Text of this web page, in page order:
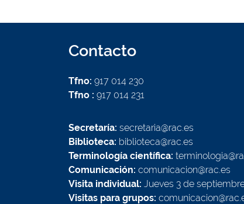
Contacto
Tfno: 917 014 230
Tfno : 917 014 231
Secretaría: secretaria@rac.es
Biblioteca: biblioteca@rac.es
Terminología científica:
Comunicación: comunicacion@rac.es
Visita individual: Jueves 3 de
Visitas para grupos: